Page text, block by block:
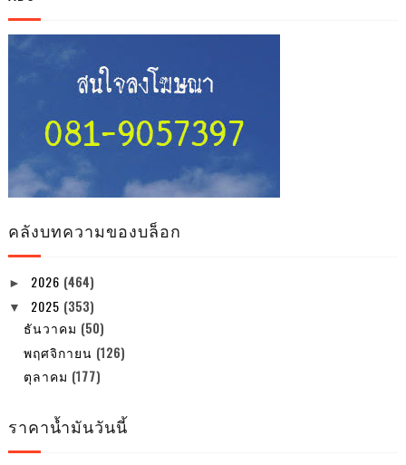
คลังบทความของบล็อก
► 2026 (464)
▼ 2025 (353)
ธันวาคม (50)
พฤศจิกายน (126)
ตุลาคม (177)
ราคาน้ำมันวันนี้